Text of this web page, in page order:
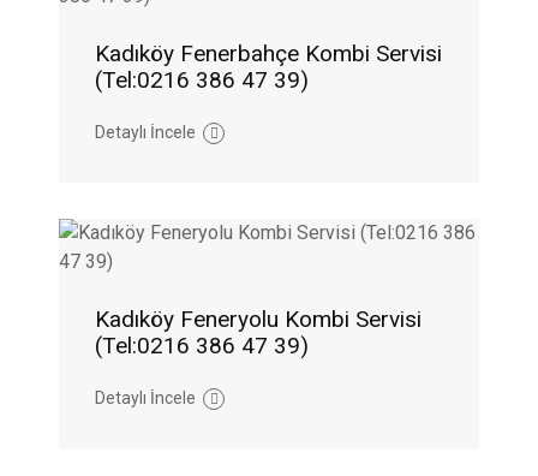
Kadıköy Fenerbahçe Kombi Servisi
(Tel:0216 386 47 39)
Detaylı İncele
Kadıköy Feneryolu Kombi Servisi
(Tel:0216 386 47 39)
Detaylı İncele